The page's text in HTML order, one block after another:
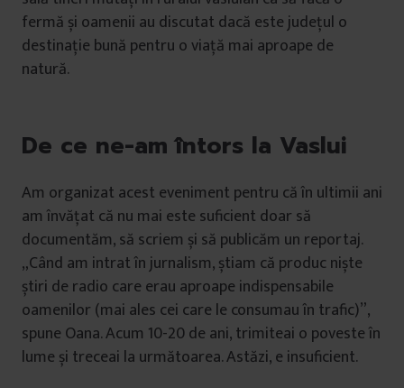
fermă și oamenii au discutat dacă este județul o
destinație bună pentru o viață mai aproape de
natură.
De ce ne-am întors la Vaslui
Am organizat acest eveniment pentru că în ultimii ani
am învățat că nu mai este suficient doar să
documentăm, să scriem și să publicăm un reportaj.
„Când am intrat în jurnalism, știam că produc niște
știri de radio care erau aproape indispensabile
oamenilor (mai ales cei care le consumau în trafic)”,
spune Oana. Acum 10-20 de ani, trimiteai o poveste în
lume și treceai la următoarea. Astăzi, e insuficient.